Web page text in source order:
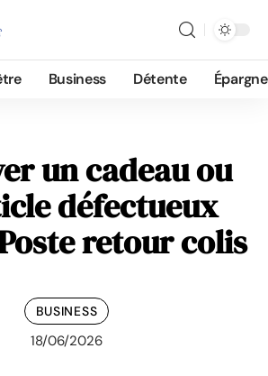
Business Détente Épargne
un cadeau ou
défectueux
retour colis
BUSINESS
18/06/2026